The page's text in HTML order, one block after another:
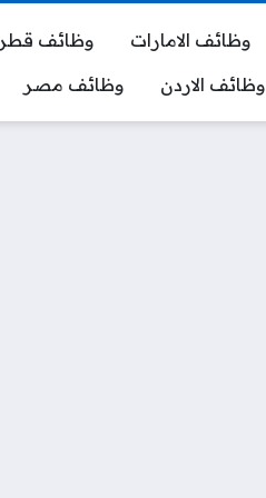
وظائف الامارات وظائف قطر
وظائف الاردن وظائف مصر